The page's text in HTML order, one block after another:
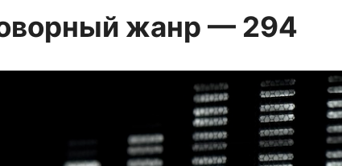
жанр — 294